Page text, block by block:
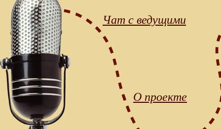
Чат с ведущими
О проекте